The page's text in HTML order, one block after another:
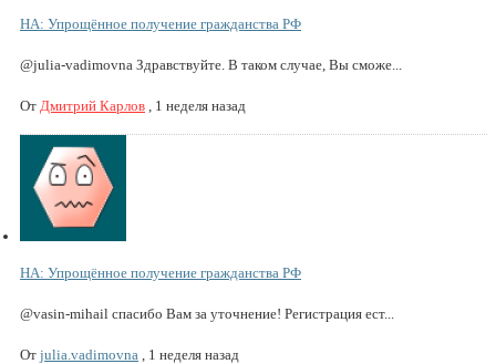
НА: Упрощённое получение гражданства РФ
@julia-vadimovna Здравствуйте. В таком случае, Вы сможе...
От Дмитрий Карлов 1 неделя назад
НА: Упрощённое получение гражданства РФ
@vasin-mihail спасибо Вам за уточнение! Регистрация ест...
От julia.vadimovna 1 неделя назад